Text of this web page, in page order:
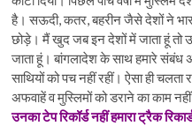
है। सऊदी, कतर, बहरीन जैसे देशों ने
छोड़े। मैं खुद जब इन देशों में जाता हूं तो
जाता हूं। बांगलादेश के साथ हमारे
साथियों को पच नहीं रहीं। ऐसा ही
अफवाहें व मुस्लिमों को डराने का काम
उनका टेप रिकॉर्ड नहीं हमारा ट्रैक